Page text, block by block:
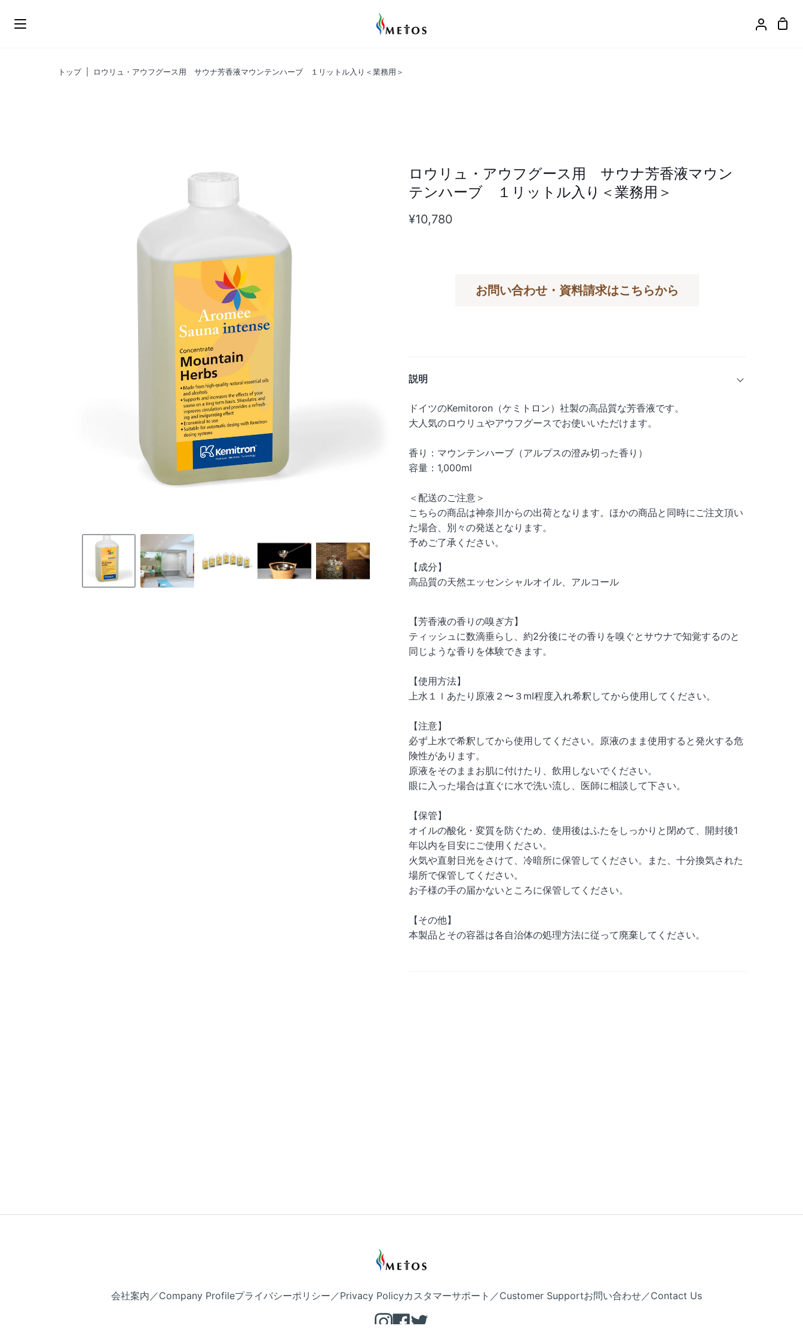
ア
カ
トップ| ロウリュ・アウフグース用 サウナ芳香液マウンテンハーブ １リットル入り＜業務用＞
ロウリュ・アウフグース用 サウナ芳香液マウン
テンハーブ １リットル入り＜業務用＞
¥10,780
お問い合わせ・資料請求はこちらから
説明
ドイツのKemitoron（ケミトロン）社製の高品質な芳香液です。
大人気のロウリュやアウフグースでお使いいただけます。
香り：マウンテンハーブ（アルプスの澄み切った香り）
容量：1,000ml
＜配送のご注意＞
こちらの商品は神奈川からの出荷となります。ほかの商品と同時にご注文頂い
た場合、別々の発送となります。
予めご了承ください。
【成分】
高品質の天然エッセンシャルオイル、アルコール
【芳香液の香りの嗅ぎ方】
ティッシュに数滴垂らし、約2分後にその香りを嗅ぐとサウナで知覚するのと
同じような香りを体験できます。
【使用方法】
上水１ｌあたり原液２〜３ml程度入れ希釈してから使用してください。
【注意】
必ず上水で希釈してから使用してください。原液のまま使用すると発火する危
険性があります。
原液をそのままお肌に付けたり、飲用しないでください。
眼に入った場合は直ぐに水で洗い流し、医師に相談して下さい。
【保管】
オイルの酸化・変質を防ぐため、使用後はふたをしっかりと閉めて、開封後1
年以内を目安にご使用ください。
火気や直射日光をさけて、冷暗所に保管してください。また、十分換気された
場所で保管してください。
お子様の手の届かないところに保管してください。
【その他】
本製品とその容器は各自治体の処理方法に従って廃棄してください。
会社案内／Company Profileプライバシーポリシー／Privacy Policyカスタマーサポート／Customer Supportお問い合わせ／Contact Us